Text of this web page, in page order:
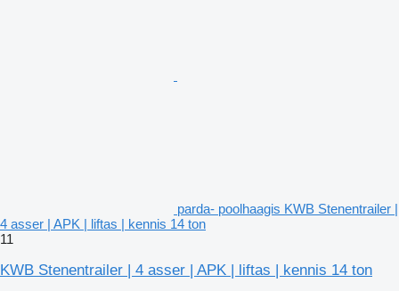
parda- poolhaagis KWB Stenentrailer |
4 asser | APK | liftas | kennis 14 ton
11
KWB Stenentrailer | 4 asser | APK | liftas | kennis 14 ton